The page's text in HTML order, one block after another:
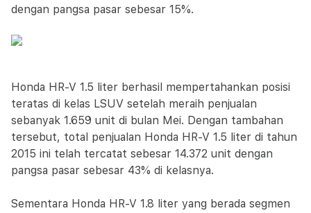
dengan pangsa pasar sebesar 15%.
Honda HR-V 1.5 liter berhasil mempertahankan posisi
teratas di kelas LSUV setelah meraih penjualan
sebanyak 1.659 unit di bulan Mei. Dengan tambahan
tersebut, total penjualan Honda HR-V 1.5 liter di tahun
2015 ini telah tercatat sebesar 14.372 unit dengan
pangsa pasar sebesar 43% di kelasnya.
Sementara Honda HR-V 1.8 liter yang berada segmen